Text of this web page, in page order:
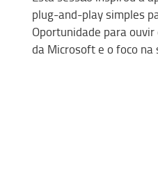
plug-and-play simples
Oportunidade para ouvir
da Microsoft e o foco na